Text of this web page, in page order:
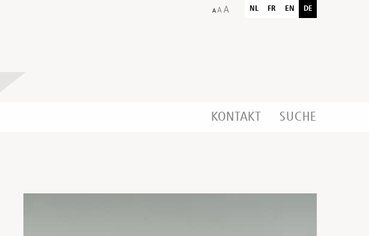
NL FR EN DE
KONTAKT SUCHE